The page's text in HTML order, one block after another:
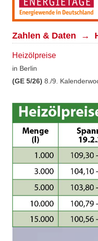
Zahlen & Daten →
Heizölpreise
in Berlin
(GE 5/26) 8./9.